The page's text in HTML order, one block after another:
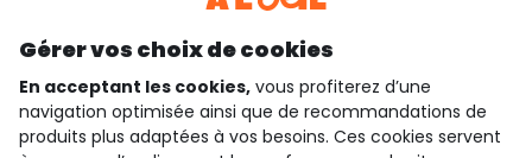
qui sommes-nous ?
Gérer vos choix de cookies
En acceptant les cookies, vous profiterez d’une
navigation optimisée ainsi que de recommandations de
produits plus adaptées à vos besoins. Ces cookies servent